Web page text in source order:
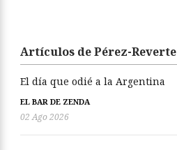
Artículos de Pérez-Reverte
El día que odié a la Argentina
EL BAR DE ZENDA
02 Ago 2026